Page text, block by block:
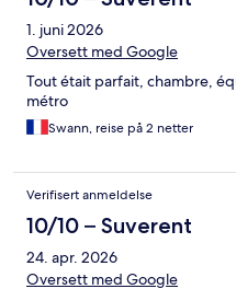
1. juni 2026
Oversett med Google
Tout était parfait, chambre,
métro
Swann, reise på 2 netter
Verifisert anmeldelse
10/10 – Suverent
24. apr. 2026
Oversett med Google